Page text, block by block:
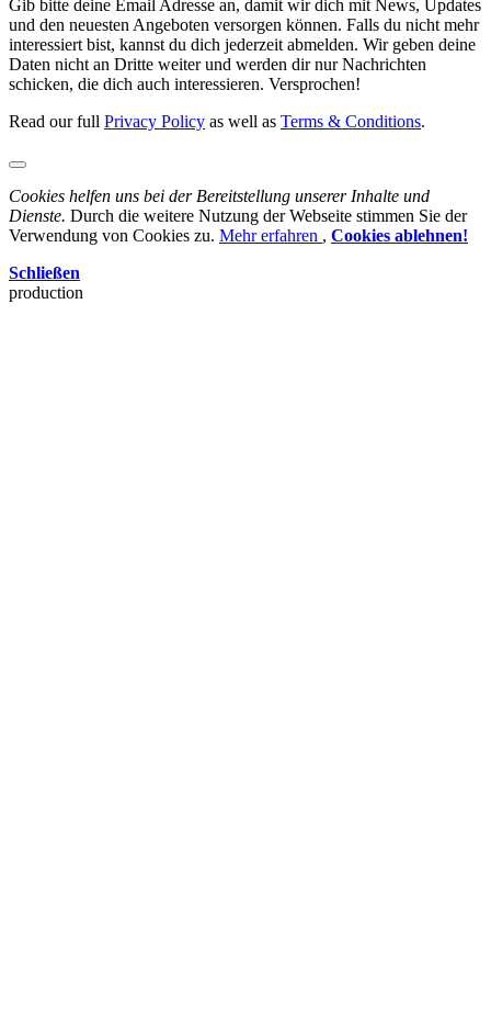
Gib bitte deine Email Adresse an, damit wir dich mit News, Updates
und den neuesten Angeboten versorgen können. Falls du nicht mehr
interessiert bist, kannst du dich jederzeit abmelden. Wir geben deine
Daten nicht an Dritte weiter und werden dir nur Nachrichten
schicken, die dich auch interessieren. Versprochen!
Read our full Privacy Policy as well as Terms & Conditions.
Cookies helfen uns bei der Bereitstellung unserer Inhalte und
Dienste. Durch die weitere Nutzung der Webseite stimmen Sie der
Verwendung von Cookies zu. Mehr erfahren , Cookies ablehnen!
Schließen
production